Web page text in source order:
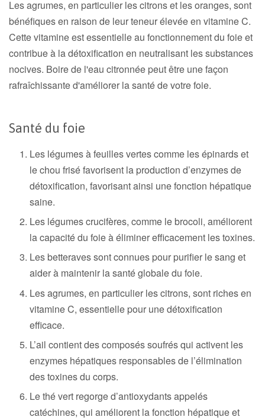
Les agrumes, en particulier les citrons et les oranges, sont
bénéfiques en raison de leur teneur élevée en vitamine C.
Cette vitamine est essentielle au fonctionnement du foie et
contribue à la détoxification en neutralisant les substances
nocives. Boire de l'eau citronnée peut être une façon
rafraîchissante d'améliorer la santé de votre foie.
Santé du foie
Les légumes à feuilles vertes comme les épinards et
le chou frisé favorisent la production d’enzymes de
détoxification, favorisant ainsi une fonction hépatique
saine.
Les légumes crucifères, comme le brocoli, améliorent
la capacité du foie à éliminer efficacement les toxines.
Les betteraves sont connues pour purifier le sang et
aider à maintenir la santé globale du foie.
Les agrumes, en particulier les citrons, sont riches en
vitamine C, essentielle pour une détoxification
efficace.
L’ail contient des composés soufrés qui activent les
enzymes hépatiques responsables de l’élimination
des toxines du corps.
Le thé vert regorge d’antioxydants appelés
catéchines, qui améliorent la fonction hépatique et